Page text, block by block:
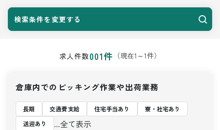
検索条件を変更する
求人件数001件 （現在1 ～1件）
倉庫内でのピッキング作業や出荷業務
長期 交通費支給 住宅手当あり
寮・社宅あり
送迎あり
...全て表示